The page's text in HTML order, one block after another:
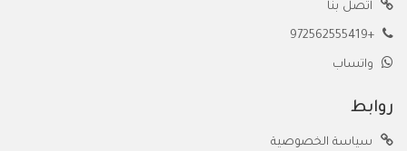
اتصل بنا
+972562555419
واتساب
روابط
سياسة الخصوصية